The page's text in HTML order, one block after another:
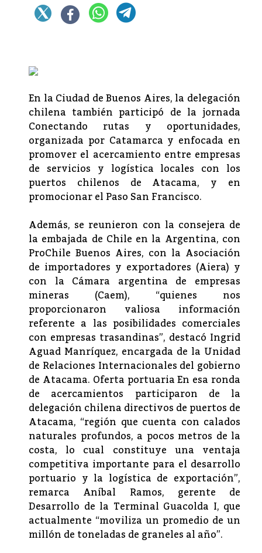
En la Ciudad de Buenos Aires, la delegación
chilena también participó de la jornada
Conectando rutas y oportunidades,
organizada por Catamarca y enfocada en
promover el acercamiento entre empresas
de servicios y logística locales con los
puertos chilenos de Atacama, y en
promocionar el Paso San Francisco.
Además, se reunieron con la consejera de
la embajada de Chile en la Argentina, con
ProChile Buenos Aires, con la Asociación
de importadores y exportadores (Aiera) y
con la Cámara argentina de empresas
mineras (Caem), “quienes nos
proporcionaron valiosa información
referente a las posibilidades comerciales
con empresas trasandinas”, destacó Ingrid
Aguad Manríquez, encargada de la Unidad
de Relaciones Internacionales del gobierno
de Atacama. Oferta portuaria En esa ronda
de acercamientos participaron de la
delegación chilena directivos de puertos de
Atacama, “región que cuenta con calados
naturales profundos, a pocos metros de la
costa, lo cual constituye una ventaja
competitiva importante para el desarrollo
portuario y la logística de exportación”,
remarca Aníbal Ramos, gerente de
Desarrollo de la Terminal Guacolda I, que
actualmente “moviliza un promedio de un
millón de toneladas de graneles al año”.